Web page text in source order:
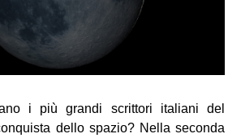
i più grandi scrittori italiani del
dello spazio? Nella seconda